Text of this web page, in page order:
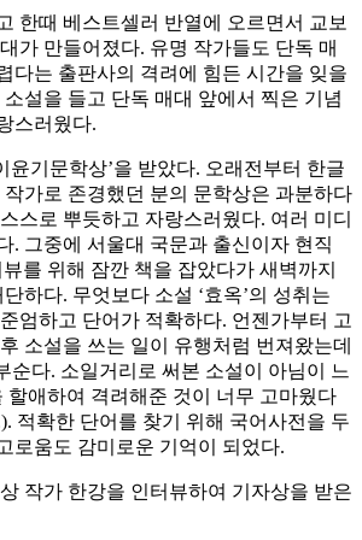
한때 베스트셀러 반열에 오르면서 교보
가 만들어졌다. 유명 작가들도 단독 매
다는 출판사의 격려에 힘든 시간을 잊을
설을 들고 단독 매대 앞에서 찍은 기념
스러웠다.
윤기문학상’을 받았다. 오래전부터 한글
가로 존경했던 분의 문학상은 과분하다
스로 뿌듯하고 자랑스러웠다. 여러 미디
. 그중에 서울대 국문과 출신이자 현직
를 위해 잠깐 책을 잡았다가 새벽까지
하다. 무엇보다 소설 ‘효옥’의 성취는
엄하고 단어가 적확하다. 언젠가부터 고
소설을 쓰는 일이 유행처럼 번져왔는데
순다. 소일거리로 써본 소설이 아님이 느
할애하여 격려해준 것이 너무 고마웠다
적확한 단어를 찾기 위해 국어사전을 두
로움도 감미로운 기억이 되었다.
작가 한강을 인터뷰하여 기자상을 받은